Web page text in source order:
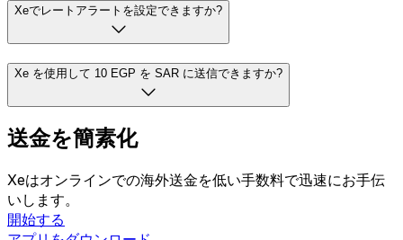
Xeでレートアラートを設定できますか?
Xe を使用して 10 EGP を SAR に送信できますか?
送金を簡素化
Xeはオンラインでの海外送金を低い手数料で迅速にお手伝
いします。
開始する